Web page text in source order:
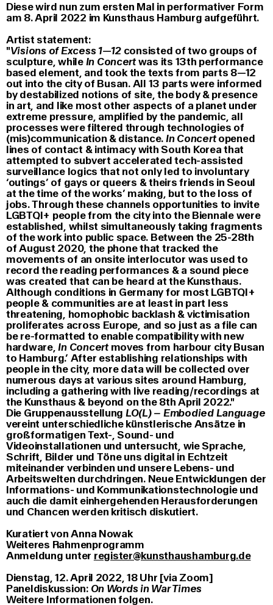
Diese wird nun zum ersten Mal in performativer Form
am 8. April 2022 im Kunsthaus Hamburg aufgeführt.
Artist statement:
"Visions of Excess 1—12consisted of two groups of
sculpture, whileIn Concertwas its 13th performance
based element, and took the texts from parts 8—12
out into the city of Busan. All 13 parts were informed
by destabilized notions of site, the body & presence
in art, and like most other aspects of a planet under
extreme pressure, amplified by the pandemic, all
processes were filtered through technologies of
(mis)communication & distance.In Concertopened
lines of contact & intimacy with South Korea that
attempted to subvert accelerated tech-assisted
surveillance logics that not only led to involuntary
‘outings’ of gays or queers & theirs friends in Seoul
at the time of the works’ making, but to the loss of
jobs. Through these channels opportunities to invite
LGBTQI+ people from the city into the Biennale were
established, whilst simultaneously taking fragments
of the work into public space. Between the 25-28th
of August 2020, the phone that tracked the
movements of an onsite interlocutor was used to
record the reading performances & a sound piece
was created that can be heard at the Kunsthaus.
Although conditions in Germany for most LGBTQI+
people & communities are at least in part less
threatening, homophobic backlash & victimisation
proliferates across Europe, and so just as a file can
be re-formatted to enable compatibility with new
hardware,In Concertmoves from harbour city Busan
to Hamburg.’ After establishing relationships with
people in the city, more data will be collected over
numerous days at various sites around Hamburg,
including a gathering with live reading/recordings at
the Kunsthaus & beyond on the 8th April 2022."
Die Gruppenausstellung LO(L) – Embodied Language
vereint unterschiedliche künstlerische Ansätze in
großformatigen Text-, Sound- und
Videoinstallationen und untersucht, wie Sprache,
Schrift, Bilder und Töne uns digital in Echtzeit
miteinander verbinden und unsere Lebens- und
Arbeitswelten durchdringen. Neue Entwicklungen der
Informations- und Kommunikationstechnologie und
auch die damit einhergehenden Herausforderungen
und Chancen werden kritisch diskutiert.
Kuratiert von Anna Nowak
Weiteres Rahmenprogramm
Anmeldung unter register@kunsthaushamburg.de
Dienstag, 12. April 2022, 18 Uhr [via Zoom]
Paneldiskussion: On Words in War Times
Weitere Informationen folgen.